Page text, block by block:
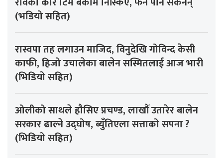
(भडियो सहित)
रास्वपा तह लगाउन माजिद, विनुदेखि गोविन्द केसी
काफी, हिजो उचालेका बालेन सस्मितलाई आज भारी
(भिडियो सहित)
ओलीको साथले हौसिए प्रचण्ड, लाखौँ उतारेर बालेन
सरकार ढाल्ने उद्घोष, ब्युँतिएला सत्ताको सपना ?
(भिडियो सहित)